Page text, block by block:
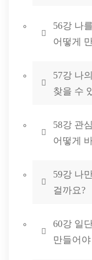
56강 나
어떻게
57강 나
찾을 수
58강 관
어떻게
59강 나
걸까요?
60강 일
만들어